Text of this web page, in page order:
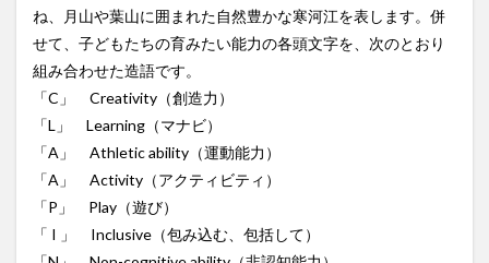
ね、月山や葉山に囲まれた自然豊かな寒河江を表します。併
せて、子どもたちの育みたい能力の各頭文字を、次のとおり
組み合わせた造語です。
「C」 Creativity（創造力）
「L」 Learning（マナビ）
「A」 Athletic ability（運動能力）
「A」 Activity（アクティビティ）
「P」 Play（遊び）
「 I 」 Inclusive（包み込む、包括して）